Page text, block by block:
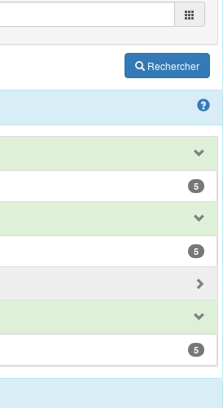
Rechercher
5
5
5